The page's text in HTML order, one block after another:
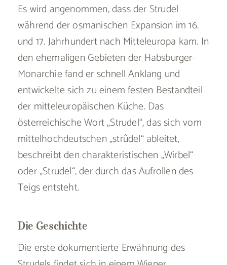
Es wird angenommen, dass der Strudel
während der osmanischen Expansion im 16.
und 17. Jahrhundert nach Mitteleuropa kam. In
den ehemaligen Gebieten der Habsburger-
Monarchie fand er schnell Anklang und
entwickelte sich zu einem festen Bestandteil
der mitteleuropäischen Küche. Das
österreichische Wort „Strudel“, das sich vom
mittelhochdeutschen „strûdel“ ableitet,
beschreibt den charakteristischen „Wirbel“
oder „Strudel“, der durch das Aufrollen des
Teigs entsteht.
Die Geschichte
Die erste dokumentierte Erwähnung des